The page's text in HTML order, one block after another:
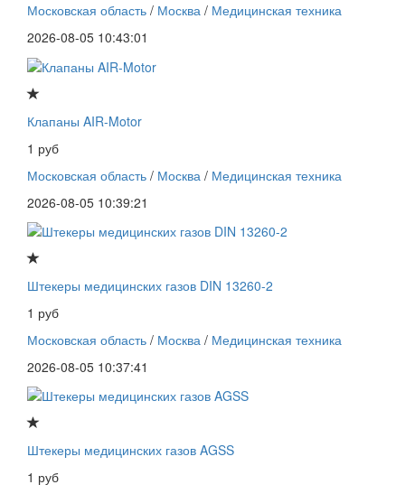
Московская область / Москва / Медицинская техника
2026-08-05 10:43:01
Клапаны AIR-Motor
1 руб
Московская область / Москва / Медицинская техника
2026-08-05 10:39:21
Штекеры медицинских газов DIN 13260-2
1 руб
Московская область / Москва / Медицинская техника
2026-08-05 10:37:41
Штекеры медицинских газов AGSS
1 руб